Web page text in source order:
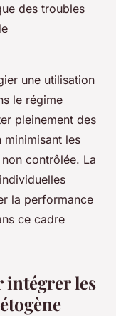
des troubles
une utilisation
le régime
pleinement des
minimisant les
contrôlée. La
la performance
ce cadre
intégrer les